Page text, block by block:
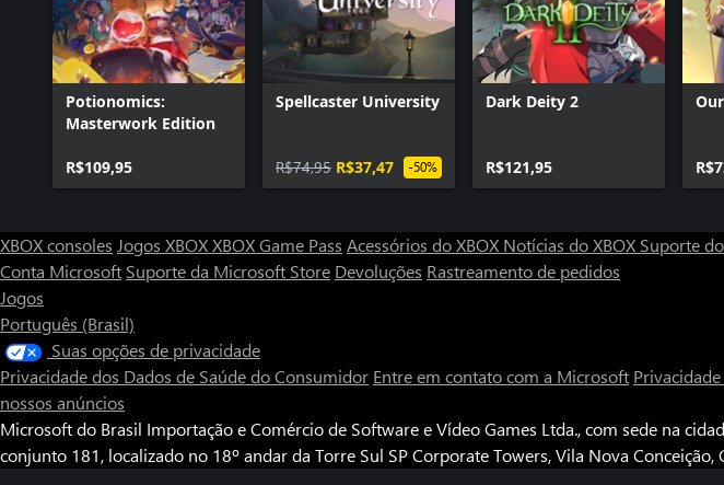
Potionomics:
Masterwork Edition
R$109,95
Spellcaster University
R$74,95 R$37,47 -50%
Dark Deity 2
R$121,95
XBOX consoles Jogos XBOXXBOX Game Pass Acessórios do XBOX Notícias do XBOX Suporte
Conta Microsoft Suporte da Microsoft Store Devoluções Rastreamento de pedidos
Jogos
Português (Brasil)
Suas opções de privacidade
Privacidade dos Dados de Saúde do Consumidor Entre em contato com a Microsoft
nossos anúncios
Microsoft do Brasil Importação e Comércio de Software e Vídeo Games Ltda., com sede na
conjunto 181, localizado no 18º andar da Torre Sul SP Corporate Towers, Vila Nova